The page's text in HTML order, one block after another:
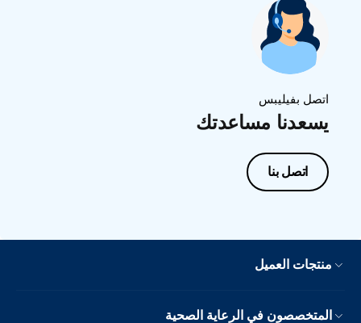
اتصل بفيليبس
يسعدنا مساعدتك
اتصل بنا
منتجات العميل
المتخصصون في الرعاية الصحية